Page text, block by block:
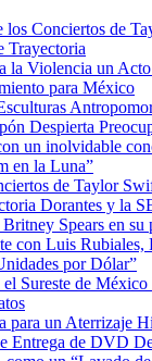
los Conciertos de
Trayectoria
la Violencia un
para México
Despierta
un inolvidable
en la Luna”
de Taylor
Dorantes y la
Spears en su
con Luis Rubiales,
por Dólar”
Sureste de
para un Aterrizaje
Entrega de DVD